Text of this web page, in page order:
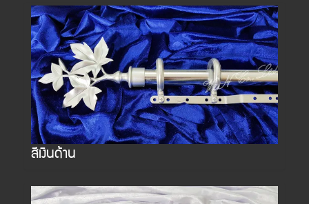
สีเงินด้าน